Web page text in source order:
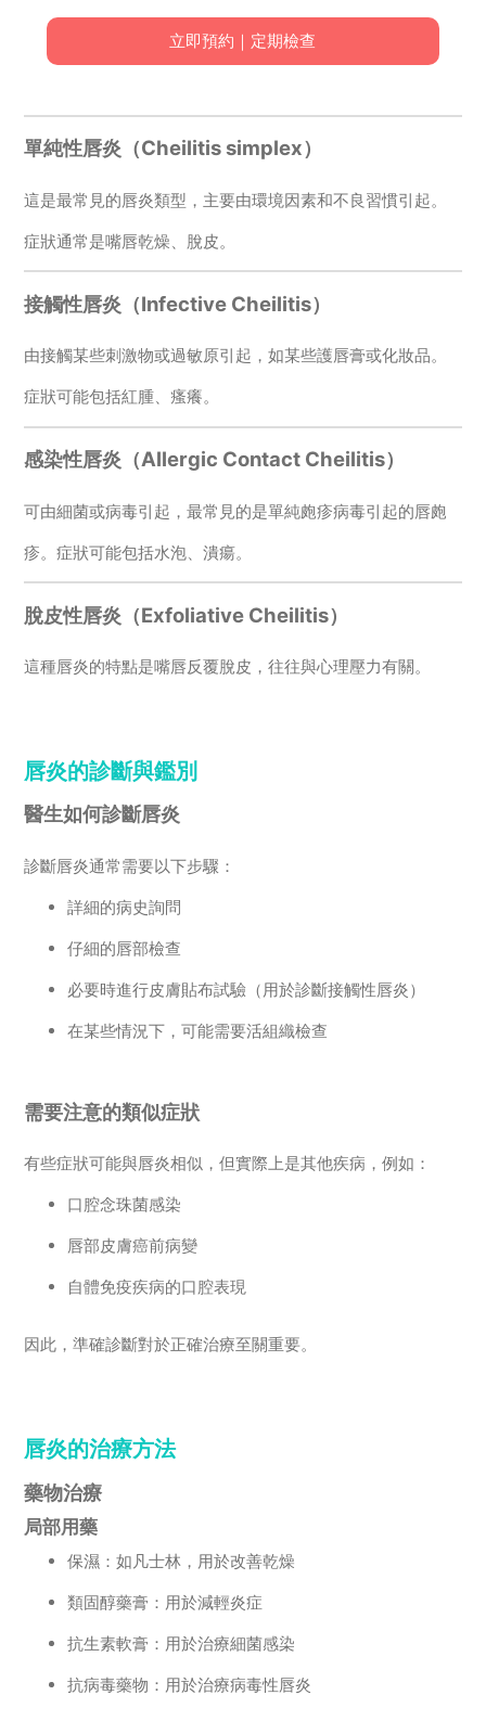
立即預約｜定期檢查
單純性唇炎（Cheilitis simplex）
這是最常見的唇炎類型，主要由環境因素和不良習慣引起。
症狀通常是嘴唇乾燥、脫皮。
接觸性唇炎（Infective Cheilitis）
由接觸某些刺激物或過敏原引起，如某些護唇膏或化妝品。
症狀可能包括紅腫、瘙癢。
感染性唇炎（Allergic Contact Cheilitis）
可由細菌或病毒引起，最常見的是單純皰疹病毒引起的唇皰
疹。症狀可能包括水泡、潰瘍。
脫皮性唇炎（Exfoliative Cheilitis）
這種唇炎的特點是嘴唇反覆脫皮，往往與心理壓力有關。
唇炎的診斷與鑑別
醫生如何診斷唇炎
診斷唇炎通常需要以下步驟：
詳細的病史詢問
仔細的唇部檢查
必要時進行皮膚貼布試驗（用於診斷接觸性唇炎）
在某些情況下，可能需要活組織檢查
需要注意的類似症狀
有些症狀可能與唇炎相似，但實際上是其他疾病，例如：
口腔念珠菌感染
唇部皮膚癌前病變
自體免疫疾病的口腔表現
因此，準確診斷對於正確治療至關重要。
唇炎的治療方法
藥物治療
局部用藥
保濕：如凡士林，用於改善乾燥
類固醇藥膏：用於減輕炎症
抗生素軟膏：用於治療細菌感染
抗病毒藥物：用於治療病毒性唇炎